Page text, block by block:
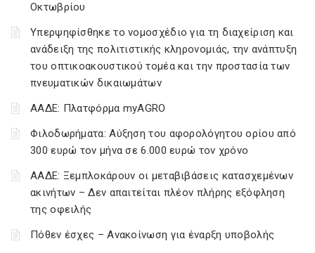
Οκτωβρίου
Υπερψηφίσθηκε το νομοσχέδιο για τη διαχείριση και
ανάδειξη της πολιτιστικής κληρονομιάς, την ανάπτυξη
του οπτικοακουστικού τομέα και την προστασία των
πνευματικών δικαιωμάτων
ΑΑΔΕ: Πλατφόρμα myAGRO
Φιλοδωρήματα: Αύξηση του αφορολόγητου ορίου από
300 ευρώ τον μήνα σε 6.000 ευρώ τον χρόνο
ΑΑΔΕ: Ξεμπλοκάρουν οι μεταβιβάσεις κατασχεμένων
ακινήτων – Δεν απαιτείται πλέον πλήρης εξόφληση
της οφειλής
Πόθεν έσχες – Ανακοίνωση για έναρξη υποβολής